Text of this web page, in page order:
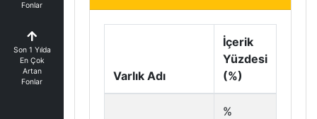
Fonlar
Son 1 Yılda
En Çok
Artan
Fonlar
Varlık Adı
İçerik
Yüzdesi
(%)
%